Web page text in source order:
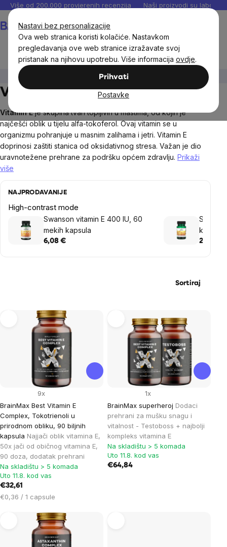
Nastavi bez personalizacije
Ova web stranica koristi kolačiće. Nastavkom
pregledavanja ove web stranice izražavate svoj
pristanak na njihovu upotrebu. Više informacija ovdje.
Prihvati
Postavke
Preskoči
sadržaj
Više od 200.000 provjerenih recenzija Naši proizvodi su
Vitamini i multivitamini
Vitamin E
Vitamin Eje skupina tvari topljivih u mastima, od kojih je
najčešći oblik u tijelu alfa-tokoferol. Ovaj vitamin se u
organizmu pohranjuje u masnim zalihama i jetri. Vitamin E
doprinosi zaštiti stanica od oksidativnog stresa. Važan je dio
uravnotežene prehrane za podršku općem zdravlju. Prikaži
više
NAJPRODAVANIJE
High-contrast mode
Swanson vitamin E 400 IU, 60
mekih kapsula
6,08 €
kapsula
22,00 €
Sortiraj
products
BrainMax Best Vitamin E
Complex, Tokotrienoli u
prirodnom obliku, 90 biljnih
kapsula Najjači oblik vitamina E,
50x jači od običnog vitamina E,
90 doza, dodatak prehrani
9x
Na skladištu > 5 komada
Uto 11.8. kod vas
€32,61
Cijena
€0,36 / 1 capsule
BrainMax superheroj Dodaci
prehrani za mušku snagu i
vitalnost - Testoboss + najbolji
kompleks vitamina E
1x
Na skladištu > 5 komada
Uto 11.8. kod vas
€64,84